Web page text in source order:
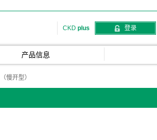
CKD plus 登录
产品信息
慢开型）